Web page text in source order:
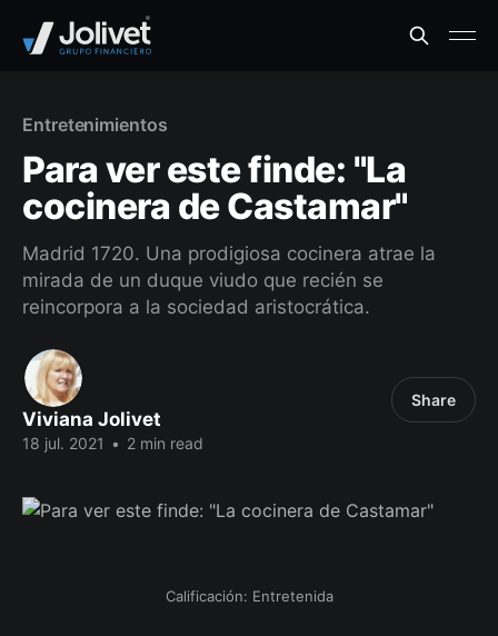
Entretenimientos
Para ver este finde: "La
cocinera de Castamar"
Madrid 1720. Una prodigiosa cocinera atrae la
mirada de un duque viudo que recién se
reincorpora a la sociedad aristocrática.
Viviana Jolivet
18 jul. 2021 • 2 min read
Share
Calificación: Entretenida